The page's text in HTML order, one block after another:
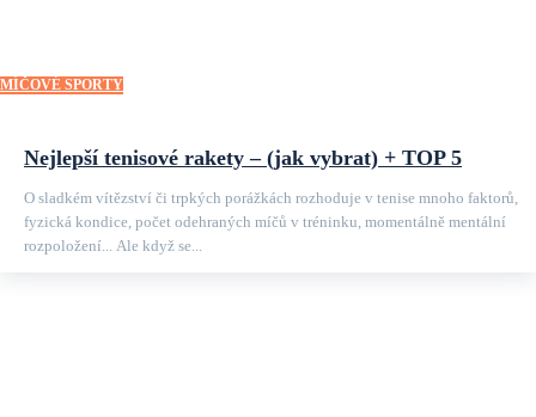
MÍČOVÉ SPORTY
Nejlepší tenisové rakety – (jak vybrat) + TOP 5
O sladkém vítězství či trpkých porážkách rozhoduje v tenise mnoho faktorů,
fyzická kondice, počet odehraných míčů v tréninku, momentálně mentální
rozpoložení... Ale když se...